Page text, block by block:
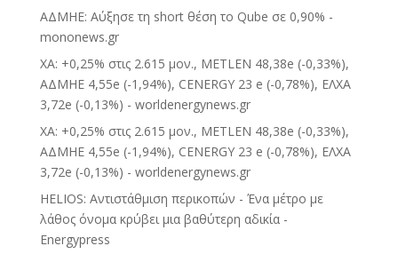
ΑΔΜΗΕ: Αύξησε τη short θέση το Qube σε 0,90% -
mononews.gr
ΧΑ: +0,25% στις 2.615 μον., METLEN 48,38e (-0,33%),
ΑΔΜΗΕ 4,55e (-1,94%), CENERGY 23 e (-0,78%), ΕΛΧΑ
3,72e (-0,13%) - worldenergynews.gr
ΧΑ: +0,25% στις 2.615 μον., METLEN 48,38e (-0,33%),
ΑΔΜΗΕ 4,55e (-1,94%), CENERGY 23 e (-0,78%), ΕΛΧΑ
3,72e (-0,13%) - worldenergynews.gr
HELIOS: Αντιστάθμιση περικοπών - Ένα μέτρο με
λάθος όνομα κρύβει μια βαθύτερη αδικία -
Energypress